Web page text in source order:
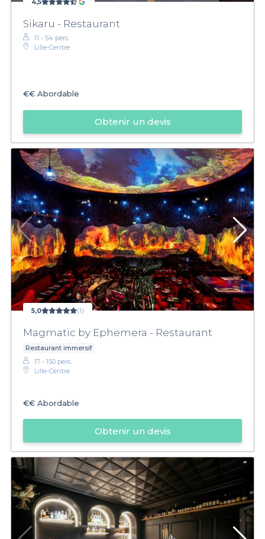
Sikaru - Restaurant
11 - 54 pers.
Lille-Centre
€€ Abordable
Obtenir un devis
5,0 (1)
Magmatic by Ephemera - Restaurant
Restaurant immersif
17 - 150 pers.
Lille-Centre
€€ Abordable
Obtenir un devis